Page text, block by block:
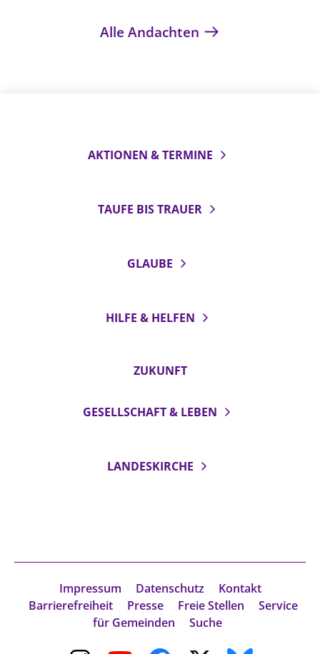
Alle Andachten
AKTIONEN & TERMINE
TAUFE BIS TRAUER
GLAUBE
HILFE & HELFEN
ZUKUNFT
GESELLSCHAFT & LEBEN
LANDESKIRCHE
Impressum Datenschutz
Kontakt
Barrierefreiheit
Presse Freie Stellen
Service
für Gemeinden
Suche